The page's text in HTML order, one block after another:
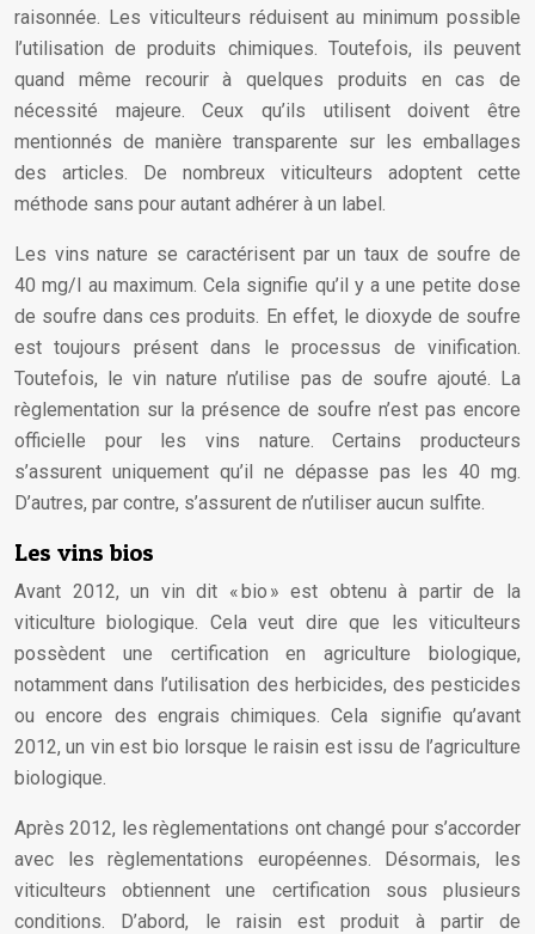
raisonnée. Les viticulteurs réduisent au minimum possible
l’utilisation de produits chimiques. Toutefois, ils peuvent
quand même recourir à quelques produits en cas de
nécessité majeure. Ceux qu’ils utilisent doivent être
mentionnés de manière transparente sur les emballages
des articles. De nombreux viticulteurs adoptent cette
méthode sans pour autant adhérer à un label.
Les vins nature se caractérisent par un taux de soufre de
40 mg/l au maximum. Cela signifie qu’il y a une petite dose
de soufre dans ces produits. En effet, le dioxyde de soufre
est toujours présent dans le processus de vinification.
Toutefois, le vin nature n’utilise pas de soufre ajouté. La
règlementation sur la présence de soufre n’est pas encore
officielle pour les vins nature. Certains producteurs
s’assurent uniquement qu’il ne dépasse pas les 40 mg.
D’autres, par contre, s’assurent de n’utiliser aucun sulfite.
Les vins bios
Avant 2012, un vin dit « bio » est obtenu à partir de la
viticulture biologique. Cela veut dire que les viticulteurs
possèdent une certification en agriculture biologique,
notamment dans l’utilisation des herbicides, des pesticides
ou encore des engrais chimiques. Cela signifie qu’avant
2012, un vin est bio lorsque le raisin est issu de l’agriculture
biologique.
Après 2012, les règlementations ont changé pour s’accorder
avec les règlementations européennes. Désormais, les
viticulteurs obtiennent une certification sous plusieurs
conditions. D’abord, le raisin est produit à partir de